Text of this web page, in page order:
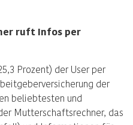
ruft Infos per
Prozent) der User per
der
beliebtesten und
Mutterschaftsrechner, das